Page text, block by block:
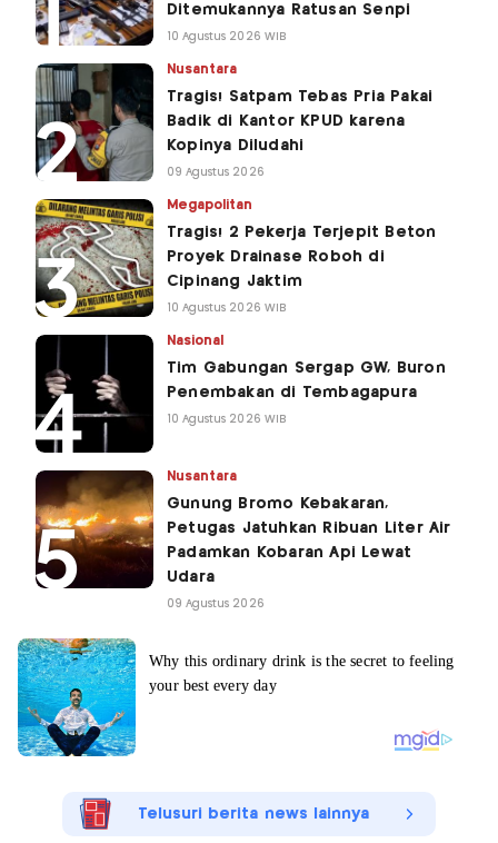
Ditemukannya Ratusan Senpi
10 Agustus 2026 WIB
Nusantara
Tragis! Satpam Tebas Pria Pakai
Badik di Kantor KPUD karena
Kopinya Diludahi
09 Agustus 2026
Megapolitan
Tragis! 2 Pekerja Terjepit Beton
Proyek Drainase Roboh di
Cipinang Jaktim
10 Agustus 2026 WIB
Nasional
Tim Gabungan Sergap GW, Buron
Penembakan di Tembagapura
10 Agustus 2026 WIB
Nusantara
Gunung Bromo Kebakaran,
Petugas Jatuhkan Ribuan Liter Air
Padamkan Kobaran Api Lewat
Udara
09 Agustus 2026
Telusuri berita news lainnya